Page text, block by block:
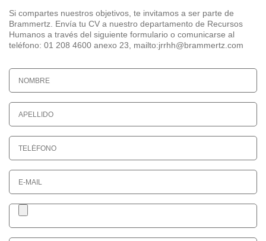
Si compartes nuestros objetivos, te invitamos a ser parte de
Brammertz. Envía tu CV a nuestro departamento de Recursos
Humanos a través del siguiente formulario o comunicarse al
teléfono: 01 208 4600 anexo 23, mailto:jrrhh@brammertz.com